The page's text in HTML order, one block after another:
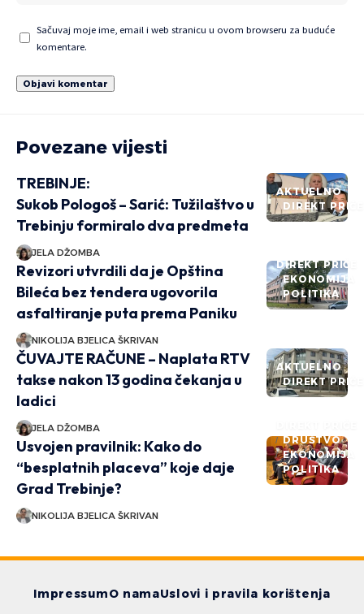
Sačuvaj moje ime, email i web stranicu u ovom browseru za buduće
komentare.
Povezane vijesti
AKTUELNO
DIREKT PRIČE
TREBINJE:
Sukob Pologoš – Sarić: Tužilaštvo u
Trebinju formiralo dva predmeta
JELA DŽOMBA
DIREKT PRIČE
EKONOMIJA
POLITIKA
Revizori utvrdili da je Opština
Bileća bez tendera ugovorila
asfaltiranje puta prema Paniku
NIKOLIJA BJELICA ŠKRIVAN
AKTUELNO
DIREKT PRIČE
ČUVAJTE RAČUNE – Naplata RTV
takse nakon 13 godina čekanja u
ladici
JELA DŽOMBA
DRUŠTVO
EKONOMIJA
POLITIKA
Usvojen pravilnik: Kako do
“besplatnih placeva” koje daje
Grad Trebinje?
NIKOLIJA BJELICA ŠKRIVAN
ImpressumO namaUslovi i pravila korištenja